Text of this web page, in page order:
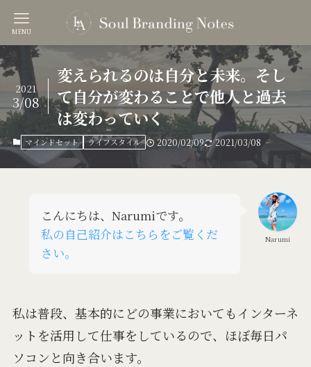
MENU
変えられるのは自分と未来。そし
て自分が変わることで他人と過去
は変わっていく
2021
3/08
マインドセット ライフスタイル 2020/02/09 2021/03/08
Narumi
こんにちは、Narumiです。
私の自己紹介はこちらをご覧くだ
さい。
私は普段、基本的にどの事業においてもインターネ
ットを活用して仕事をしているので、ほぼ毎日パ
ソコンと向き合います。